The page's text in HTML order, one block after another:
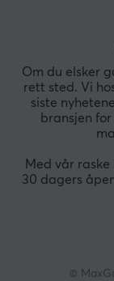
Om du elsker
rett sted. Vi
siste
bransjen
Med vår
30 dagers
©